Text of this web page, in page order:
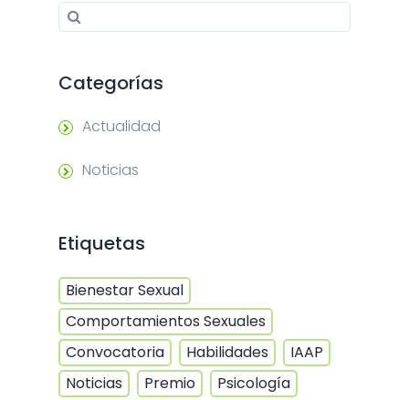
Search for:
Categorías
Actualidad
Noticias
Etiquetas
Bienestar Sexual
Comportamientos Sexuales
Convocatoria
Habilidades
IAAP
Noticias
Premio
Psicología